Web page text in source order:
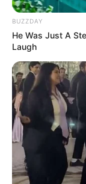
BUZZDAY
He Was Just A
Laugh